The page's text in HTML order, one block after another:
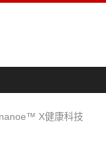
X健康科技